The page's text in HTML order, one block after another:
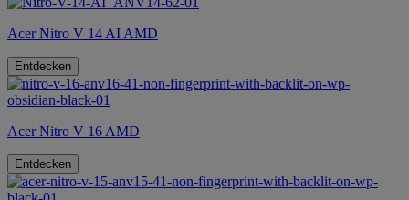
Acer Nitro V 14 AI AMD
Entdecken
Acer Nitro V 16 AMD
Entdecken